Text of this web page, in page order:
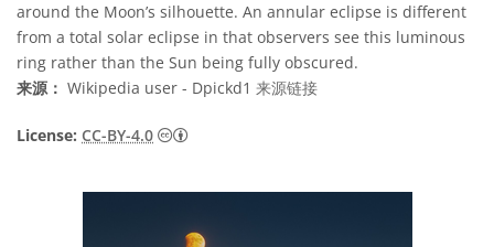
around the Moon’s silhouette. An annular eclipse is different
from a total solar eclipse in that observers see this luminous
ring rather than the Sun being fully obscured.
来源： Wikipedia user - Dpickd1 来源链接
License: CC-BY-4.0 知识共享许可协议 署名 4.0 国际 (CC BY